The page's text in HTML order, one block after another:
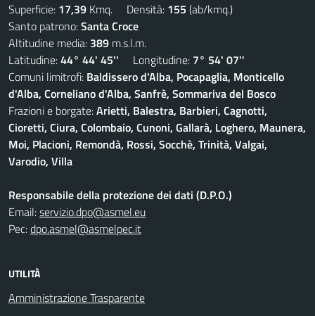
Superficie: 17,39 Kmq. Densità: 155 (ab/kmq.)
Santo patrono:Santa Croce
Altitudine media: 389 m.s.l.m.
Latitudine:44° 44' 45'' Longitudine: 7° 54' 07''
Comuni limitrofi: Baldissero d'Alba, Pocapaglia, Monticello
d'Alba, Corneliano d'Alba, Sanfrè, Sommariva del Bosco
Frazioni e borgate:Arietti, Balestra, Barbieri, Cagnotti,
Cioretti, Ciura, Colombaio, Cunoni, Gallarà, Loghero, Maunera,
Moi, Placioni, Remondà, Rossi, Socchè, Trinità, Valgai,
Varodio, Villa
Responsabile della protezione dei dati (D.P.O.)
Email:servizio.dpo@asmel.eu
Pec:dpo.asmel@asmelpec.it
UTILITÀ
Amministrazione Trasparente